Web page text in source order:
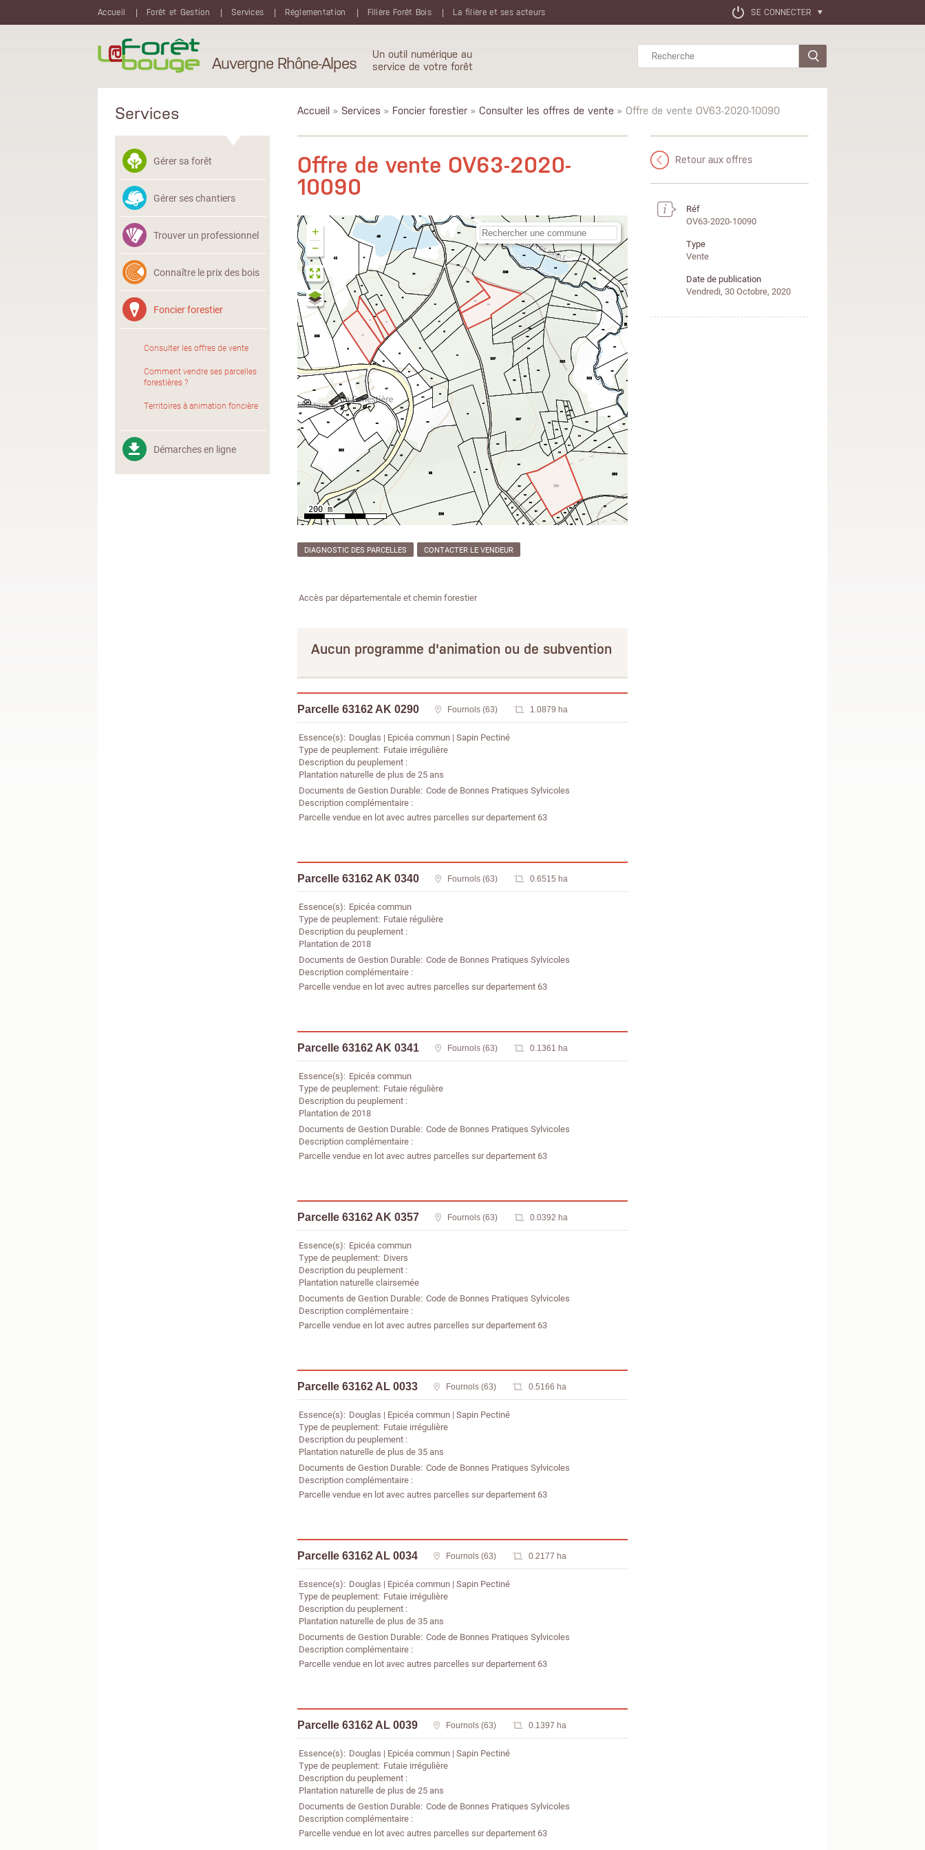
Accueil
Forêt et Gestion Services Réglementation Filière Forêt Bois La filière et ses acteurs SE CONNECTER
Auvergne Rhône-Alpes
Un outil numérique au
service de votre forêt
Rechercher
Services
Gérer sa forêt
Gérer ses chantiers
Trouver un professionnel
Connaître le prix des bois
Foncier forestier
Consulter les offres de vente
Comment vendre ses parcelles
forestières ?
Territoires à animation foncière
Démarches en ligne
Accueil » Services » Foncier forestier» Consulter les offres de vente » Offre de vente OV63-2020-10090
Offre de vente OV63-2020-
10090
+
−
DIAGNOSTIC DES PARCELLES CONTACTER LE VENDEUR
Accès par départementale et chemin forestier
Aucun programme d'animation ou de subvention
Parcelle 63162 AK 0290 Fournols (63) 1.0879 ha
Essence(s) Douglas Epicéa commun Sapin Pectiné
Type de peuplement Futaie irrégulière
Description du peuplement
Plantation naturelle de plus de 25 ans
Documents de Gestion Durable Code de Bonnes Pratiques Sylvicoles
Description complémentaire
Parcelle vendue en lot avec autres parcelles sur departement 63
Parcelle 63162 AK 0340 Fournols (63) 0.6515 ha
Essence(s) Epicéa commun
Type de peuplement Futaie régulière
Description du peuplement
Plantation de 2018
Documents de Gestion Durable Code de Bonnes Pratiques Sylvicoles
Description complémentaire
Parcelle vendue en lot avec autres parcelles sur departement 63
Parcelle 63162 AK 0341 Fournols (63) 0.1361 ha
Essence(s) Epicéa commun
Type de peuplement Futaie régulière
Description du peuplement
Plantation de 2018
Documents de Gestion Durable Code de Bonnes Pratiques Sylvicoles
Description complémentaire
Parcelle vendue en lot avec autres parcelles sur departement 63
Parcelle 63162 AK 0357 Fournols (63) 0.0392 ha
Essence(s) Epicéa commun
Type de peuplement Divers
Description du peuplement
Plantation naturelle clairsemée
Documents de Gestion Durable Code de Bonnes Pratiques Sylvicoles
Description complémentaire
Parcelle vendue en lot avec autres parcelles sur departement 63
Parcelle 63162 AL 0033 Fournols (63) 0.5166 ha
Essence(s) Douglas Epicéa commun Sapin Pectiné
Type de peuplement Futaie irrégulière
Description du peuplement
Plantation naturelle de plus de 35 ans
Documents de Gestion Durable Code de Bonnes Pratiques Sylvicoles
Description complémentaire
Parcelle vendue en lot avec autres parcelles sur departement 63
Parcelle 63162 AL 0034 Fournols (63) 0.2177 ha
Essence(s) Douglas Epicéa commun Sapin Pectiné
Type de peuplement Futaie irrégulière
Description du peuplement
Plantation naturelle de plus de 35 ans
Documents de Gestion Durable Code de Bonnes Pratiques Sylvicoles
Description complémentaire
Parcelle vendue en lot avec autres parcelles sur departement 63
Parcelle 63162 AL 0039 Fournols (63) 0.1397 ha
Essence(s) Douglas Epicéa commun Sapin Pectiné
Type de peuplement Futaie irrégulière
Description du peuplement
Plantation naturelle de plus de 25 ans
Documents de Gestion Durable Code de Bonnes Pratiques Sylvicoles
Description complémentaire
Parcelle vendue en lot avec autres parcelles sur departement 63
Retour aux offres
Réf
OV63-2020-10090
Type
Vente
Date de publication
Vendredi, 30 Octobre, 2020